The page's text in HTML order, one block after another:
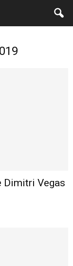
Dimitri Vegas